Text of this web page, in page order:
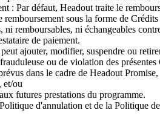
: Par défaut, Headout traite le
sous la forme de
ni remboursables, ni échangeables
de paiement.
ajouter, modifier, suspendre ou
ou de violation des
dans le cadre de Headout Promise,
et/ou
futures prestations du programme.
d'annulation et de la Politique